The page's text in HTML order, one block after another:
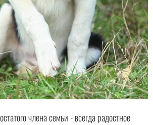
члена семьи - всегда радостное